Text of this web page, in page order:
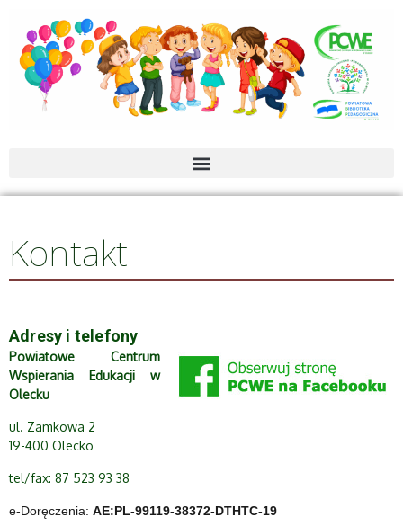
Kontakt
Adresy i telefony
Powiatowe Centrum
Wspierania Edukacji w
Olecku
ul. Zamkowa 2
19-400 Olecko
tel/fax: 87 523 93 38
e-Doręczenia: AE:PL-99119-38372-DTHTC-19